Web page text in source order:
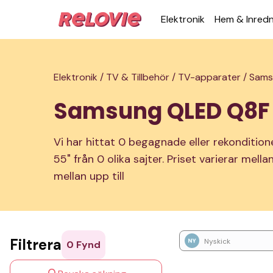
Elek­tronik Hem &
Elektronik / TV & Tillbehör / TV-apparater /
Samsung QLED
Vi har hittat 0 begagnade eller
55" från 0 olika sajter. Priset varierar
mellan upp till
Nyskick
Filtrera 0 Fynd